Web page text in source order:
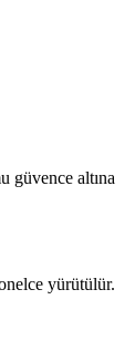
güvence altına
yürütülür.